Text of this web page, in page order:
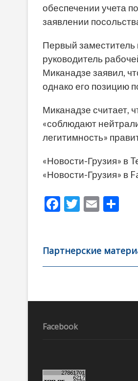
обеспечении учета
заявлении
Первый заместитель
руководитель
Миканадзе заявил,
однако его позицию
Миканадзе считает,
«соблюдают
легитимность»
«Новости-Грузия» в
«Новости-Грузия» в
F
b
o
k
T
er
E
l
а
в
ть
Партнерские
Навигация
записям
Facebook